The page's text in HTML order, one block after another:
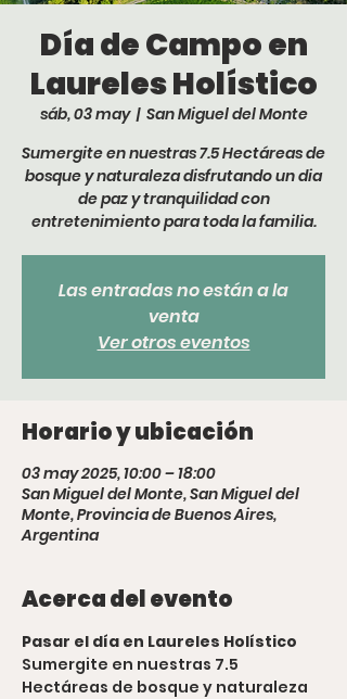
Día de Campo en
Laureles Holístico
sáb, 03 may
  |
San Miguel del Monte
Sumergite en nuestras 7.5 Hectáreas de
bosque y naturaleza disfrutando un dia
de paz y tranquilidad con
entretenimiento para toda la familia.
Las entradas no están a la
venta
Ver otros eventos
Horario y ubicación
03 may 2025, 10:00 – 18:00
San Miguel del Monte, San Miguel del
Monte, Provincia de Buenos Aires,
Argentina
Acerca del evento
Pasar el día en Laureles Holístico
Sumergite en nuestras 7.5
Hectáreas de bosque y naturaleza